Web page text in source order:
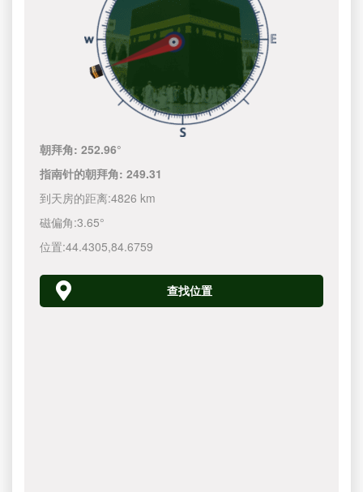
朝拜角:252.96°
指南针的朝拜角:249.31
到天房的距离:4826 km
磁偏角:3.65°
位置:44.4305,84.6759
查找位置